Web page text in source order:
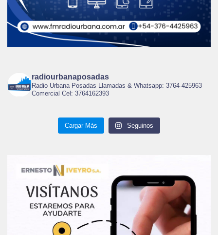
radiourbanaposadas
Radio Urbana Posadas Llamadas & Whatsapp: 3764-425963
Comercial Cel: 3764162393
Cargar Más Seguinos